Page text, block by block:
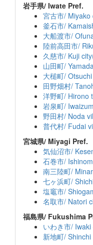
岩手県/ Iwate Pref.
宮古市/ Miyako
釜石市/
大船渡市/
陸前高田市/
久慈市/ Kuji
山田町/
大槌町/
田野畑村/
洋野町/ Hirono
岩泉町/
野田村/ Noda
普代村/ Fudai
宮城県/ Miyagi Pref.
気仙沼市/
石巻市/
南三陸町/
七ヶ浜町/
塩竈市/
名取市/ Natori
福島県/ Fukushima
いわき市/
新地町/